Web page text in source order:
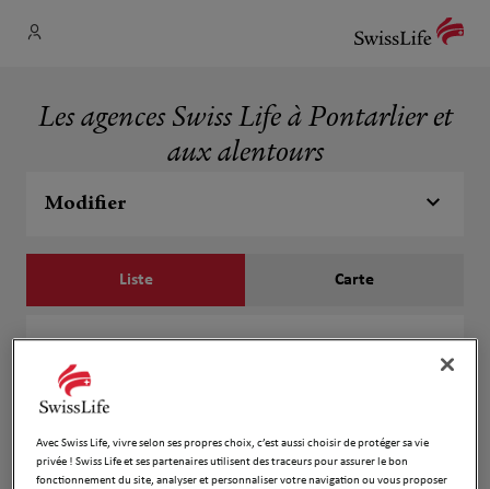
Les agences Swiss Life à Pontarlier et
aux alentours
Modifier
Liste Carte
1
2.93 km
Numéro
Avec Swiss Life, vivre selon ses propres choix, c’est aussi choisir de protéger sa vie
privée ! Swiss Life et ses partenaires utilisent des traceurs pour assurer le bon
fonctionnement du site, analyser et personnaliser votre navigation ou vous proposer